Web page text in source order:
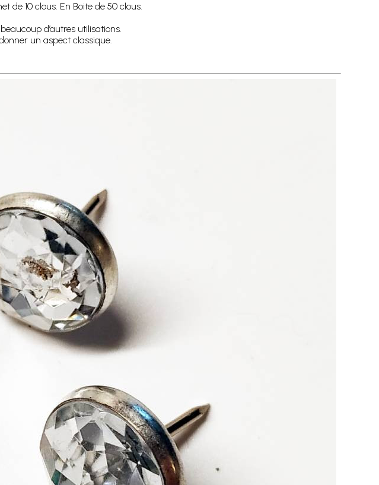
de 10 clous. En Boite de 50 clous.
d’autres utilisations.
un aspect classique.